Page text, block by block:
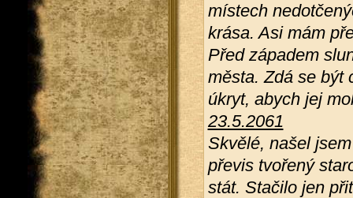
místech
krása. Asi mám
Před západem
města. Zdá se být
úkryt, abych jej
23.5.2061
Skvělé, našel
převis tvořený
stát. Stačilo jen